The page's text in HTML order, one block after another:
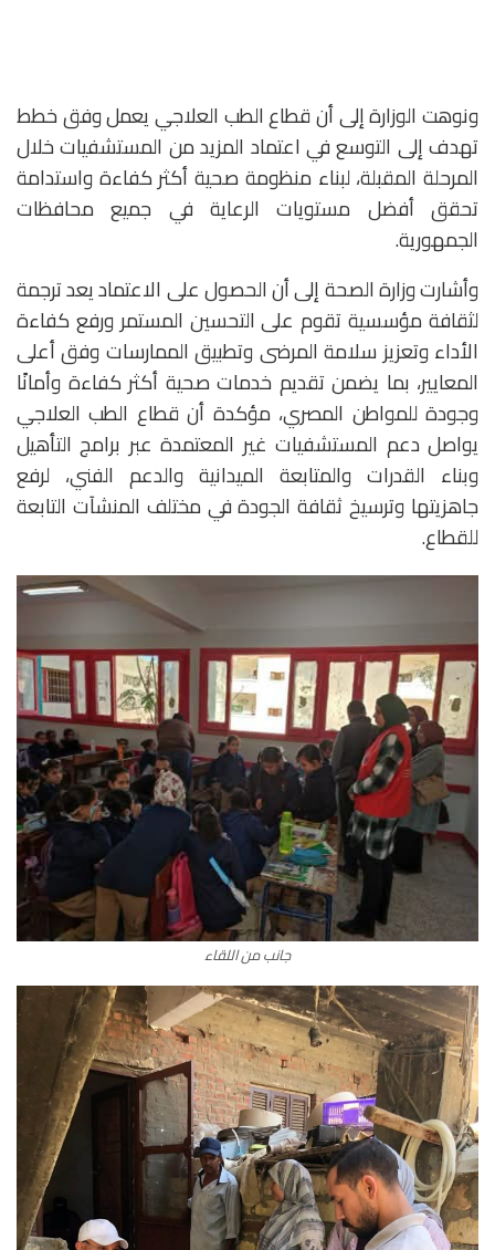
ونوهت الوزارة إلى أن قطاع الطب العلاجي يعمل وفق خطط
تهدف إلى التوسع في اعتماد المزيد من المستشفيات خلال
المرحلة المقبلة، لبناء منظومة صحية أكثر كفاءة واستدامة
تحقق أفضل مستويات الرعاية في جميع محافظات
الجمهورية.
وأشارت وزارة الصحة إلى أن الحصول على الاعتماد يعد ترجمة
لثقافة مؤسسية تقوم على التحسين المستمر ورفع كفاءة
الأداء وتعزيز سلامة المرضى وتطبيق الممارسات وفق أعلى
المعايير، بما يضمن تقديم خدمات صحية أكثر كفاءة وأمانًا
وجودة للمواطن المصري، مؤكدة أن قطاع الطب العلاجي
يواصل دعم المستشفيات غير المعتمدة عبر برامج التأهيل
وبناء القدرات والمتابعة الميدانية والدعم الفني، لرفع
جاهزيتها وترسيخ ثقافة الجودة في مختلف المنشآت التابعة
للقطاع.
جانب من اللقاء